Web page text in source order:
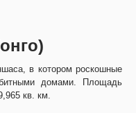
в котором роскошные
домами. Площадь
кв. км.